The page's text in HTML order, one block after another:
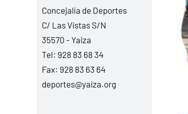
Concejalía de Deportes
C/ Las Vistas S/N
35570 - Yaiza
Tel: 928 83 68 34
Fax: 928 83 63 64
deportes@yaiza.org